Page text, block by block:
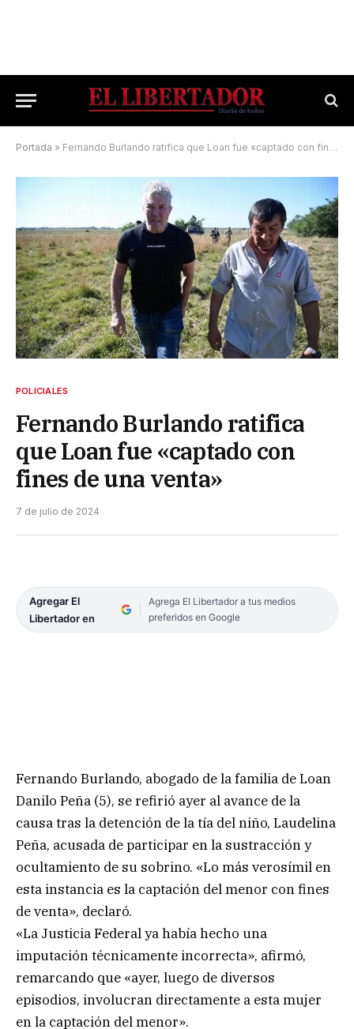
Portada » Fernando Burlando ratifica que Loan fue «captado con fines de una venta»
POLICIALES
Fernando Burlando ratifica
que Loan fue «captado con
fines de una venta»
7 de julio de 2024
Agregar El
Libertador en
Agrega El Libertador a tus medios
preferidos en Google
Fernando Burlando, abogado de la familia de Loan
Danilo Peña (5), se refirió ayer al avance de la
causa tras la detención de la tía del niño, Laudelina
Peña, acusada de participar en la sustracción y
ocultamiento de su sobrino. «Lo más verosímil en
esta instancia es la captación del menor con fines
de venta», declaró.
«La Justicia Federal ya había hecho una
imputación técnicamente incorrecta», afirmó,
remarcando que «ayer, luego de diversos
episodios, involucran directamente a esta mujer
en la captación del menor».